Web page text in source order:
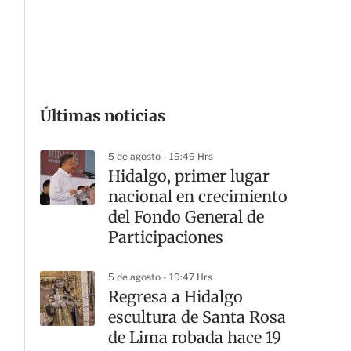
Últimas noticias
5 de agosto - 19:49 Hrs
Hidalgo, primer lugar
nacional en crecimiento
del Fondo General de
Participaciones
5 de agosto - 19:47 Hrs
Regresa a Hidalgo
escultura de Santa Rosa
de Lima robada hace 19